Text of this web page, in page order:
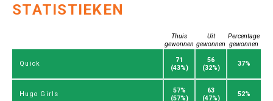
STATISTIEKEN
Thuis
gewonnen
Uit
gewonnen
Percentage
gewonnen
Quick
71
(43%)
56
(32%)
37%
Hugo Girls
57%
(57%)
63
(47%)
52%